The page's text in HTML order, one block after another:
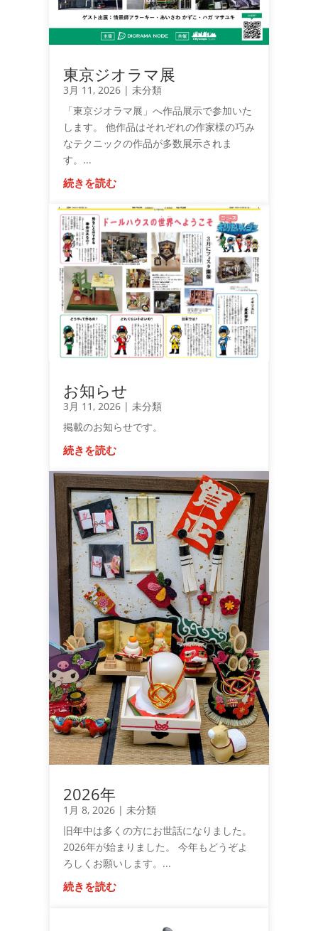
東京ジオラマ展
3月 11, 2026| 未分類
「東京ジオラマ展」へ作品展示で参加いた
します。 他作品はそれぞれの作家様の巧み
なテクニックの作品が多数展示されま
す。...
続きを読む
お知らせ
3月 11, 2026| 未分類
掲載のお知らせです。
続きを読む
2026年
1月 8, 2026| 未分類
旧年中は多くの方にお世話になりました。
2026年が始まりました。 今年もどうぞよ
ろしくお願いします。...
続きを読む